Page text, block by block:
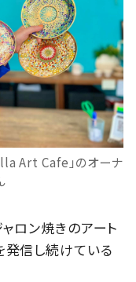
Art Cafe」のオーナ
ロン焼きのアート
発信し続けている